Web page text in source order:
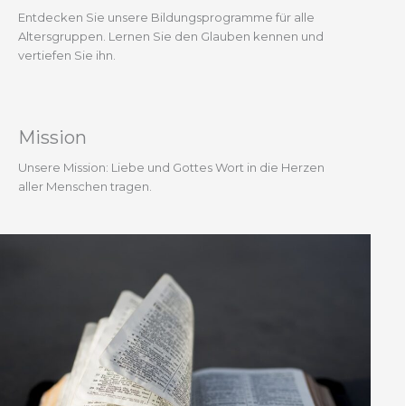
Entdecken Sie unsere Bildungsprogramme für alle
Altersgruppen. Lernen Sie den Glauben kennen und
vertiefen Sie ihn.
Mission
Unsere Mission: Liebe und Gottes Wort in die Herzen
aller Menschen tragen.